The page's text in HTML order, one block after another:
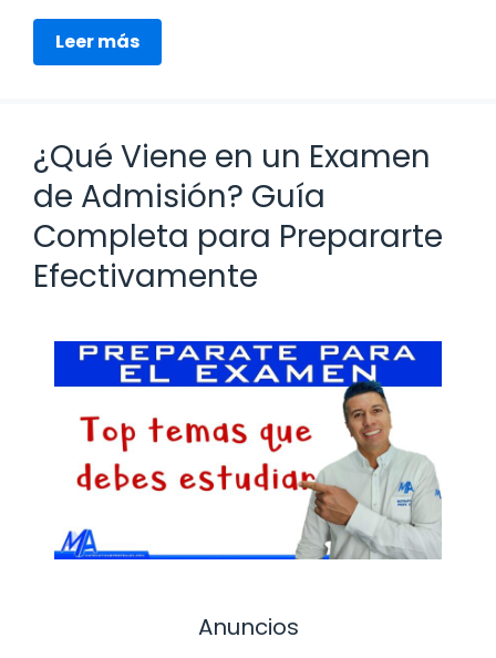
Leer más
¿Qué Viene en un Examen
de Admisión? Guía
Completa para Prepararte
Efectivamente
Anuncios